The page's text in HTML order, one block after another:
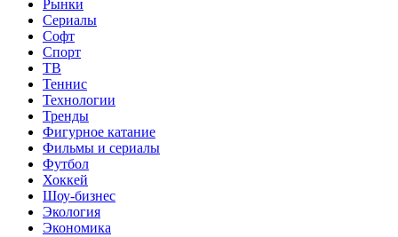
Рынки
Сериалы
Софт
Спорт
ТВ
Теннис
Технологии
Тренды
Фигурное катание
Фильмы и сериалы
Футбол
Хоккей
Шоу-бизнес
Экология
Экономика